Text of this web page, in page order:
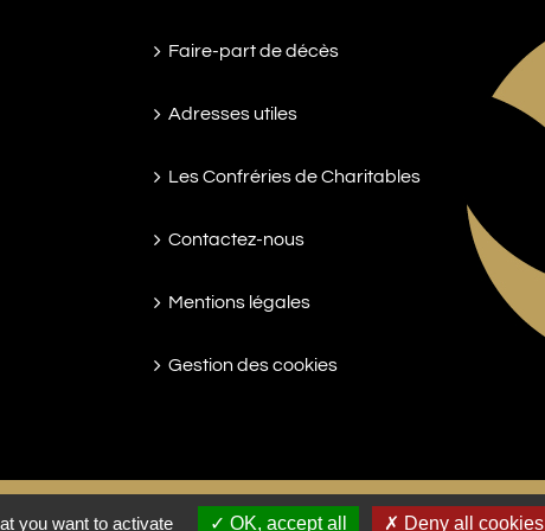
Faire-part de décès
Adresses utiles
Les Confréries de Charitables
Contactez-nous
Mentions légales
Gestion des cookies
you want to activate OK, accept all Deny all cookies